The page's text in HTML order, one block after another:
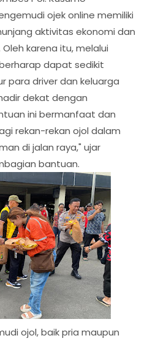
ojek online memiliki
aktivitas ekonomi dan
karena itu, melalui
dapat sedikit
para driver dan keluarga
dekat dengan
ini bermanfaat dan
rekan-rekan ojol dalam
di jalan raya," ujar
bantuan.
ojol, baik pria maupun